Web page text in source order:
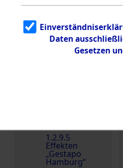
1.2.9.3
Effekten aus
dem KZ
Neuengamm
1.2.9.5
Effekten
„Gestapo
Hamburg“
Daten
Gesetzen